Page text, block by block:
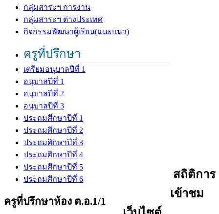
กลุ่มสาระฯ การงาน
กลุ่มสาระฯ ต่างประเทศ
กิจกรรมพัฒนาผู้เรียน(แนะแนว)
ครูที่ปรึกษา
เตรียมอนุบาลปีที่ 1
อนุบาลปีที่ 1
อนุบาลปีที่ 2
อนุบาลปีที่ 3
ประถมศึกษาปีที่ 1
ประถมศึกษาปีที่ 2
ประถมศึกษาปีที่ 3
ประถมศึกษาปีที่ 4
ประถมศึกษาปีที่ 5
ประถมศึกษาปีที่ 6
ครูที่ปรึกษาห้อง ต.อ.1/1
สถิติการ
เข้าชม